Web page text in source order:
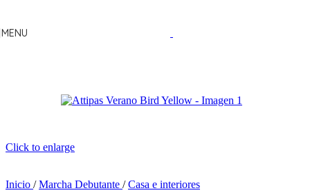
MENU
Click to enlarge
Inicio / Marcha Debutante / Casa e interiores